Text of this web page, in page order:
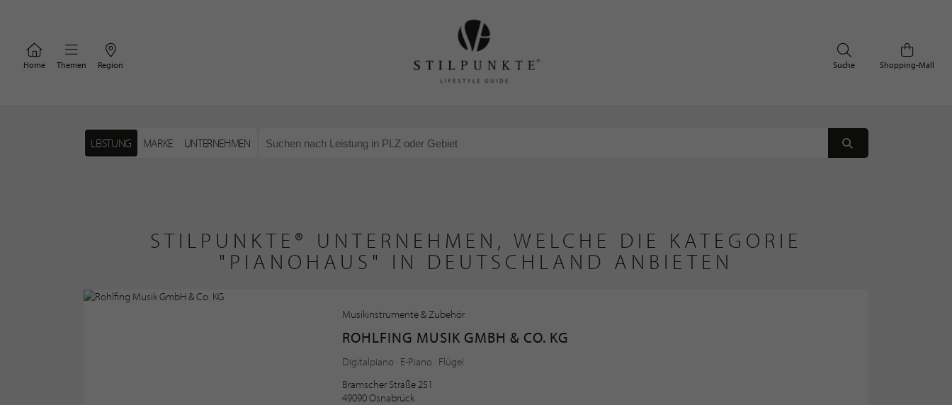
Home Themen Region Shopping-Mall
Suche
LEISTUNG MARKE UNTERNEHMEN
STILPUNKTE® UNTERNEHMEN, WELCHE DIE KATEGORIE
"PIANOHAUS" IN DEUTSCHLAND ANBIETEN
Musikinstrumente & Zubehör
ROHLFING MUSIK GMBH & CO. KG
Digitalpiano · E-Piano · Flügel
Bramscher Straße 251
49090 Osnabrück